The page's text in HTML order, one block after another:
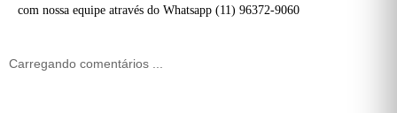
com nossa equipe através do Whatsapp (11) 96372-9060
Carregando comentários ...